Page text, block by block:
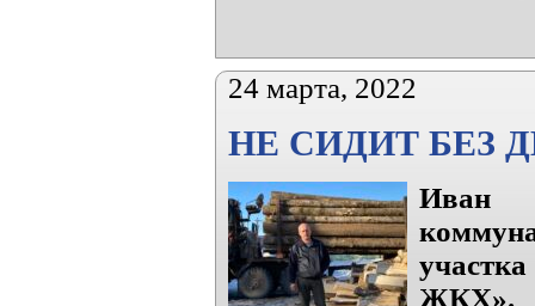
24 марта, 2022
НЕ СИДИТ БЕЗ
Иван
ЖКХ».